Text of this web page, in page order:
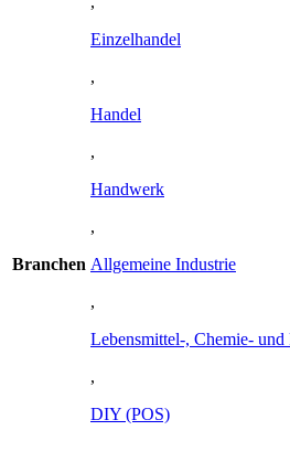
Branchen
Einzelhandel
,
Handel
,
Handwerk
,
Allgemeine Industrie
,
Lebensmittel-, Chemie- und
,
DIY (POS)